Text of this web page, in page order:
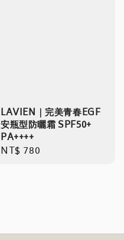
LAVIEN｜完美青春EGF
安瓶型防曬霜 SPF50+
PA++++
Regular
NT$ 780